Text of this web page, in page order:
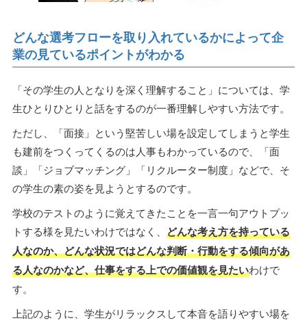
どんな選考フローを取り入れているかによって企
業の見ているポイントがわかる
「その学生の人となりを深く理解すること」については、学
生ひとりひとりと話をするのが一番理解しやすい方法です。
ただし、「面接」という堅苦しい場を設定してしまうと学生
も建前をつくってくるのは人事もわかっているので、「面
談」「ジョブマッチング」「リクルーター制度」などで、そ
の学生の素の姿を見ようとするのです。
学校のテストのように覚えてきたことを一言一句アウトプッ
トする様を見たいわけではなく、 どんな考え方を持っている
人なのか、どんな状況ではどんな判断・行動をする傾向があ
る人なのかなど、仕事をする上での価値観を見たいわけで
す。
上記のように、学生がリラックスして本音を語りやすい場を